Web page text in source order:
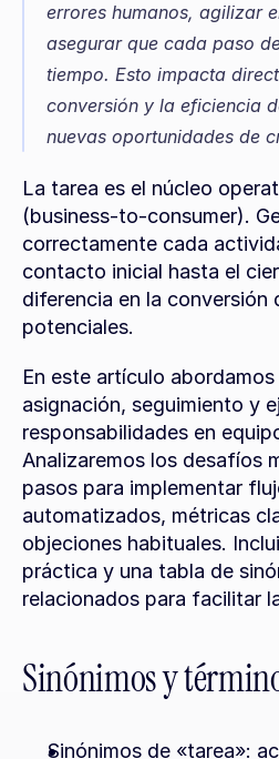
errores humanos, agilizar
asegurar que cada paso
tiempo. Esto impacta
conversión y la eficiencia
nuevas oportunidades de
La tarea es el núcleo
(business-to-consumer).
correctamente cada
contacto inicial hasta el
diferencia en la conversión
potenciales.
En este artículo
asignación, seguimiento y
responsabilidades en
Analizaremos los desafíos
pasos para implementar
automatizados, métricas
objeciones habituales.
práctica y una tabla de
relacionados para facilitar
Sinónimos y
Sinónimos de «tarea»: